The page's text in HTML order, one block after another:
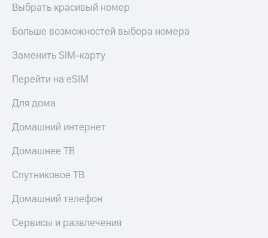
Выбрать красивый номер
Больше возможностей выбора номера
Заменить SIM-карту
Перейти на eSIM
Для дома
Домашний интернет
Домашнее ТВ
Спутниковое ТВ
Домашний телефон
Сервисы и развлечения